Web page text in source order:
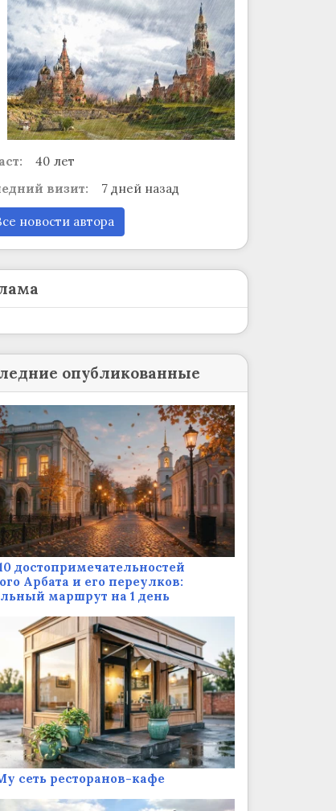
40 лет
визит:
7 дней назад
новости автора
опубликованные
достопримечательностей
Арбата и его переулков:
маршрут на 1 день
сеть ресторанов-кафе